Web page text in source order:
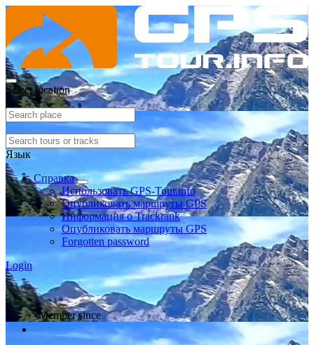
Select location
Язык
Справка
Использовать GPS-Tour.info
Опубликовать маршруты GPS
Информация о Trackrank
Опубликовать маршруты GPS
Forgotten password
Login
Member since